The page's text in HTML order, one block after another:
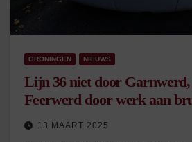
GRONINGEN NIEUWS
Lijn 36 niet door Garnwerd,
Feerwerd door werk aan
13 MAART 2025